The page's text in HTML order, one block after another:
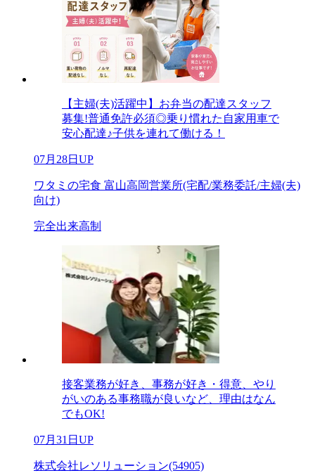
【主婦(夫)活躍中】お弁当の配達スタッフ
募集!普通免許必須◎乗り慣れた自家用車で
安心配達♪子供を連れて働ける！
07月28日UP
ワタミの宅食 富山高岡営業所(宅配/業務委託/主婦(夫)
向け)
完全出来高制
接客業務が好き、事務が好き・得意、やり
がいのある事務職が良いなど、理由はなん
でもOK!
07月31日UP
株式会社レソリューション(54905)